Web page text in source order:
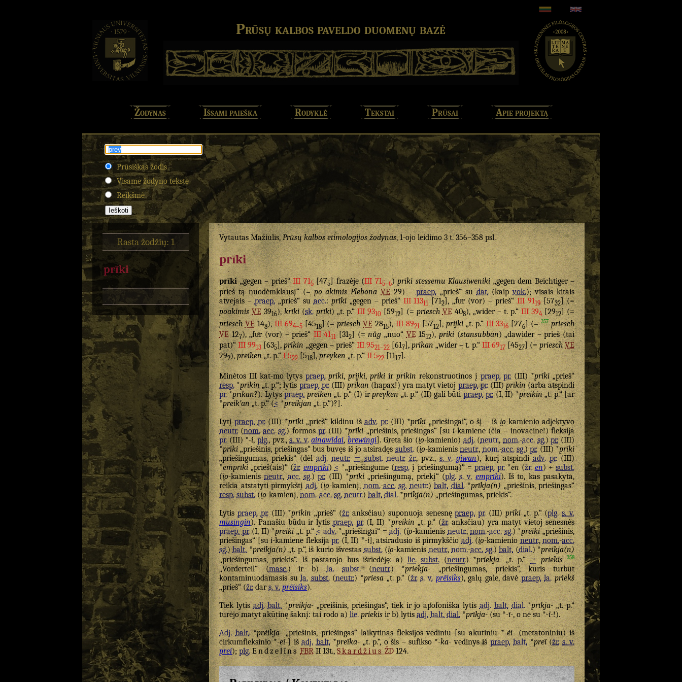
Prūsų kalbos paveldo duomenų bazė
Žodynas Išsami paieška Rodyklė Tekstai Prūsai Apie projektą
Prūsiškas žodis
Visame žodyno tekste
Reikšmė
Rasta žodžių: 1
prīki
Vytautas Mažiulis,Prūsų kalbos etimologijos žodynas, 1-ojo leidimo 3 t. 356–358 psl.
prīki
prīki„gegen – prieš“III 715[475] frazėje (III 715–6)prīki stessemu Klausīweniki„gegen dem Beichtiger –
prieš tą nuodėmklausį“ (=po akimis Plebona VE29) –praep.„prieš“ sudat.(kaipvok.); visais kitais
atvejais –praep.„prieš“ suacc.:prīki„gegen – prieš“III 11311[712], „fuͤr (vor) – prieš“III 9119[5732] (=
poakimis VE3916),krīki(sk. prīki) „t. p.“III 9310[5912] (=priesch VE408), „wider – t. p.“III 394[2912] (=
priesch VE148),III 694–5[4518] (=priesch VE2815),III 8921[5712],prijki„t. p.“III 3316[276] (=357 priesch
VE127), „fuͤr (vor) – prieš“III 4111[312] (=nůg„nuo“VE1512),priki(stansubban) „dawider – prieš (tai
pat)“III 9913[635],prīkin„gegen – prieš“III 9521–22[617],prīkan„wider – t. p.“III 6917[4527] (=priesch VE
292),preiken„t. p.“I 522[518],preyken„t. p.“II 522[1117 ].
Minėtos III kat-mo lytyspraep. prīki,prijki,prikiirprikinrekonstruotinos įpraep. pr.(III) *prīki„prieš“
resp.*prīkin„t. p.“; lytispraep. pr.(III)prīkan(hapax!) yra matyt vietojpraep. pr.(III)prīkin(arba atspindi
pr.*prīkan?). Lytyspraep. preiken„t. p.“ (I) irpreyken„t. p.“ (II) gali būtipraep. pr.(I, II) *preikin„t. p.“ [ar
*preikʹan„t. p.“ (<*preikjan„t. p.“)?].
Lytįpraep. pr.(III) *prīki„prieš“ kildinu išadv. pr.(III) *prīki„priešingai“, o šį – iši̯o-kamienio adjektyvo
neutr.(nom.-acc. sg.) formospr.(III) *prīki„priešinis, priešingas“ [sui-kamiene (čia – inovacine!) fleksija
pr.(III) *-i,plg., pvz.,s. v. v. ainawīdai,brewingi]. Greta šio (i̯o-kamienio)adj.(neutr.,nom.-acc. sg.)pr.(III)
*prīki„priešinis, priešingas“ bus buvęs iš jo atsiradęssubst.(i̯o-kamienisneutr.,nom.-acc. sg.)pr.(III) *prīki
„priešingumas, priekis“ (dėladj. neutr. → subst. neutr. žr., pvz.,s. v. giwan), kurį atspindiadv. pr.(III)
*emprīki„prieš(ais)“ (žr. emprīki)<*„priešingume (resp. į priešingumą)“ =praep. pr.*en(žr. en) +subst.
(i̯o-kamienisneutr.,acc. sg.)pr.(III) *prīki„priešingumą, priekį“ (plg. s. v. emprīki). Iš to, kas pasakyta,
reikia atstatyti pirmykštįadj.(i̯o-kamienį,nom.-acc. sg. neutr.)balt. dial.*prīkja(n)„priešinis, priešingas“
resp. subst.(i̯o-kamienį,nom.-acc. sg. neutr.)balt. dial.*prikja(n)„priešingumas, priekis“.
Lytispraep. pr.(III) *prīkin„prieš“ (žr.anksčiau) suponuoja senesnępraep. pr.(III)prīki„t. p.“ (plg. s. v.
musīngin). Panašiu būdu ir lytispraep. pr.(I, II) *preikin„t. p.“ (žr.anksčiau) yra matyt vietoj senesnės
praep. pr.(I, II) *preiki„t. p.“< adv.*„priešingai“ =adj.(i̯o-kamienisneutr.,nom.-acc. sg.) *preiki„priešinis,
priešingas“ [sui-kamiene fleksijapr.(I, II) *-i], atsiradusio iš pirmykščioadj.(i̯o-kamienioneutr.,nom.-acc.
sg.)balt.*preikja(n)„t. p.“, iš kurio išvestassubst.(i̯o-kamienisneutr.,nom.-acc. sg.)balt.(dial.) *preikja(n)
„priešingumas, priekis“. Iš pastarojo bus išriedėję: a)lie. subst.(neutr.) *príekja-„t. p.“→ príekis 358
„Vorderteil“ (masc.) ir b)la. subst.(neutr.) *priekja-„priešingumas, priekis“, kuris turbūt
kontaminuodamasis sula. subst.(neutr.) *priesa„t. p.“ (žr. s. v. prēisiks), galų gale, davėpraep. la. prìekš
„prieš“ (žr.dars. v. prēisiks).
Tiek lytisadj. balt.*preikja-„preišinis, priešingas“, tiek ir jo apofoniška lytisadj. balt. dial.*prīkja-„t. p.“
turėjo matyt akūtinę šaknį: tai rodo a)lie. príekisir b) lytisadj. balt. dial.*prīkja-(su *-ī-, o ne su *-ĭ-!).
Adj. balt.*préikja-„priešinis, priešingas“ laikytinas fleksijos vediniu [su akūtiniu *-éi-(metatoniniu) iš
cirkumfleksinio *-eĭ-] išadj. balt.*preĩka-„t. p.“, o šis – sufikso *-ka-vedinys išpraep. balt.*preĩ(žr. s. v.
prei);plg. Endzelīns FBRII 13t.,SkardžiusŽD124.